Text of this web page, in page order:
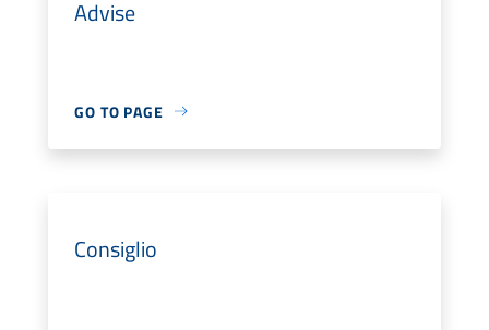
Advise
GO TO PAGE
Consiglio